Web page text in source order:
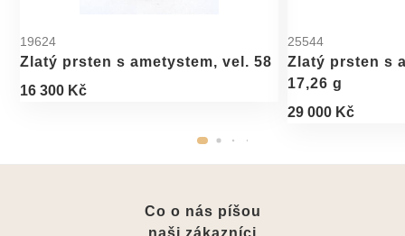
19624
Zlatý prsten s ametystem, vel. 58
16 300 Kč
25544
Zlatý prsten s
17,26 g
29 000 Kč
Co o nás píšou
naši zákazníci